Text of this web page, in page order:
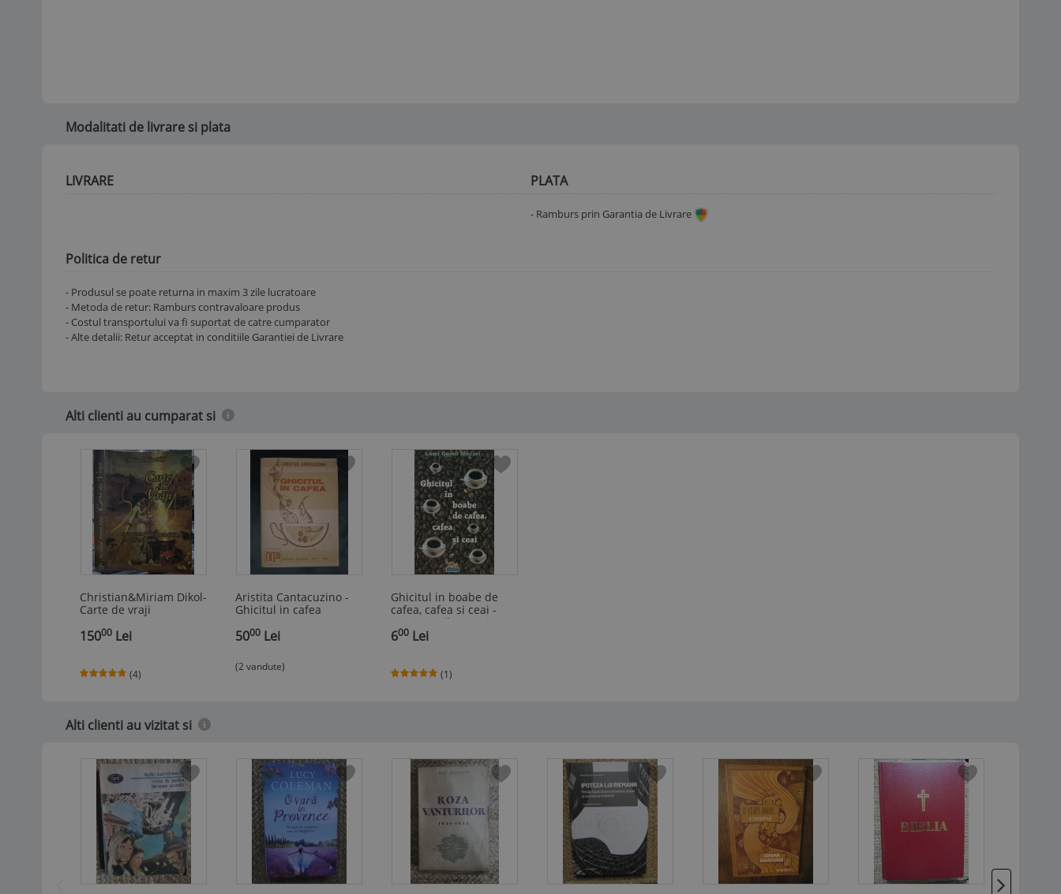
Modalitati de livrare si plata
LIVRARE PLATA
- Ramburs prin Garantia de Livrare
Politica de retur
- Produsul se poate returna in maxim 3 zile lucratoare
- Metoda de retur: Ramburs contravaloare produs
- Costul transportului va fi suportat de catre cumparator
- Alte detalii: Retur acceptat in conditiile Garantiei de Livrare
Alti clienti au cumparat si
Christian&Miriam Dikol-
Carte de vraji
15000Lei
(4)
Aristita Cantacuzino -
Ghicitul in cafea
5000Lei
(2 vandute)
Ghicitul in boabe de
cafea, cafea si ceai -
Lemi Gemil Mecari
600Lei
(1)
Alti clienti au vizitat si